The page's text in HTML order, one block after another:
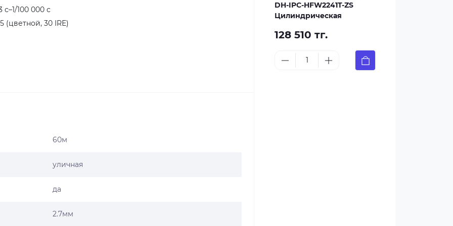
100 000 с
(цветной, 30 IRE)
Панорамирование: 0°–360°
60м
уличная
да
2.7мм
DH-IPC-HFW2241T-ZS
Цилиндрическая
128 510 тг.